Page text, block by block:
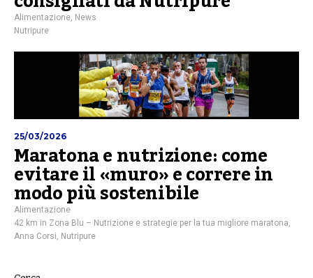
Alimentazione, News
Nutripure
25/03/2026
Maratona e nutrizione: come
evitare il «muro» e correre in
modo più sostenibile
Alimentazione
42 km in Zona Blu – Nutrizione e strategie per la tua migliore maratona,
Anna Corsi, Nutripure